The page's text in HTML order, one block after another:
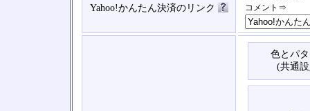
Yahoo!かんたん決済のリンク
コメント⇒
色とパ
(共通